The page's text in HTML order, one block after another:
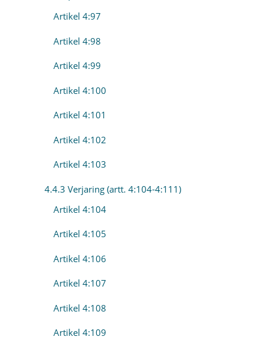
Artikel 4:97
Artikel 4:98
Artikel 4:99
Artikel 4:100
Artikel 4:101
Artikel 4:102
Artikel 4:103
4.4.3 Verjaring (artt. 4:104-4:111)
Artikel 4:104
Artikel 4:105
Artikel 4:106
Artikel 4:107
Artikel 4:108
Artikel 4:109